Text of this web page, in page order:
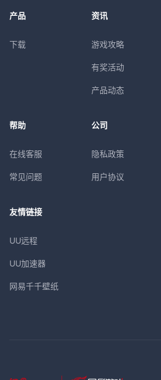
产品
下载
资讯
游戏攻略
有奖活动
产品动态
帮助
在线客服
常见问题
公司
隐私政策
用户协议
友情链接
UU远程
UU加速器
网易千千壁纸